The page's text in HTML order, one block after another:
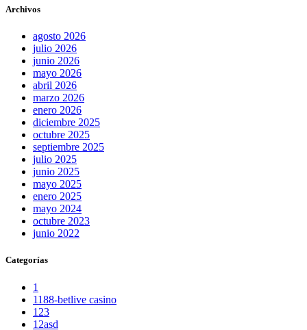
Archivos
agosto 2026
julio 2026
junio 2026
mayo 2026
abril 2026
marzo 2026
enero 2026
diciembre 2025
octubre 2025
septiembre 2025
julio 2025
junio 2025
mayo 2025
enero 2025
mayo 2024
octubre 2023
junio 2022
Categorías
1
1188-betlive casino
123
12asd